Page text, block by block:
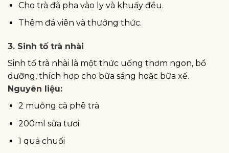
Cho trà đã pha vào ly và khuấy đều.
Thêm đá viên và thưởng thức.
3. Sinh tố trà nhài
Sinh tố trà nhài là một thức uống thơm ngon, bổ
dưỡng, thích hợp cho bữa sáng hoặc bữa xế.
Nguyên liệu:
2 muỗng cà phê trà
200ml sữa tươi
1 quả chuối